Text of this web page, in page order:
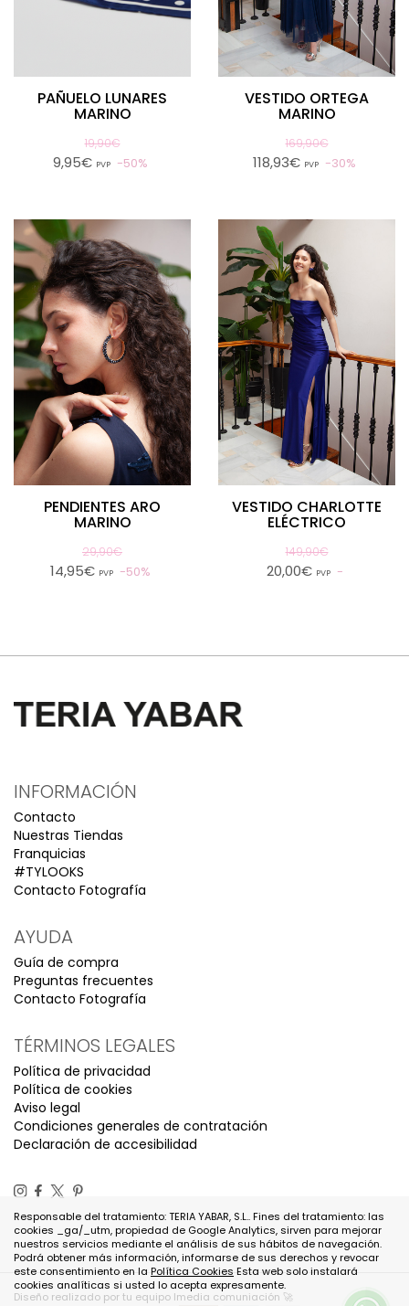
PAÑUELO LUNARES
MARINO
19,90€
9,95€ PVP 50%
VESTIDO ORTEGA
MARINO
169,90€
118,93€ PVP 30%
PENDIENTES ARO
MARINO
29,90€
14,95€ PVP 50%
VESTIDO CHARLOTTE
ELÉCTRICO
149,90€
20,00€ PVP
INFORMACIÓN
Contacto
Nuestras Tiendas
Franquicias
#TYLOOKS
Contacto Fotografía
AYUDA
Guía de compra
Preguntas frecuentes
Contacto Fotografía
TÉRMINOS LEGALES
Política de privacidad
Política de cookies
Aviso legal
Condiciones generales de contratación
Declaración de accesibilidad
Diseño realizado por tu equipo Imedia comuniación 🚀
Responsable del tratamiento: TERIA YABAR, S.L.. Fines del tratamiento: las
cookies _ga/_utm, propiedad de Google Analytics, sirven para mejorar
nuestros servicios mediante el análisis de sus hábitos de navegación.
Podrá obtener más información, informarse de sus derechos y revocar
este consentimiento en la Política Cookies Esta web solo instalará
cookies analíticas si usted lo acepta expresamente.